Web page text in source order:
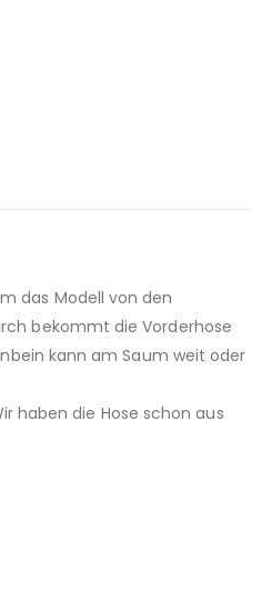
das Modell von den
bekommt die Vorderhose
kann am Saum weit oder
haben die Hose schon aus